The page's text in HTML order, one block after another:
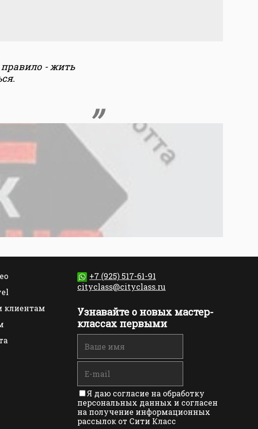
правило - жить
клиентам
+7 (925) 517-61-91
cityclass@cityclass.ru
Узнавайте о новых мастер-
классах первыми
Я даю согласие на обработку
персональных данных и согласен
на получение информационных
рассылок от Сити Класс